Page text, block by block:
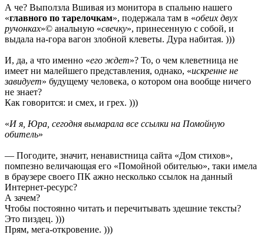
А че? Выползла Вшивая из монитора в спальню нашего
«главного по тарелочкам», подержала там в «обеих двух
ручонках»© анальную «свечку», принесенную с собой, и
выдала на-гора вагон злобной клеветы. Дура набитая. )))
И, да, а что именно «его ждет»? То, о чем клеветница не
имеет ни малейшего представления, однако, «искренне не
завидует» будущему человека, о котором она вообще ничего
не знает?
Как говорится: и смех, и грех. )))
«И я, Юра, сегодня вымарала все ссылки на Помойную
обитель»
— Погодите, значит, ненавистница сайта «Дом стихов»,
помпезно величающая его «Помойной обителью», таки имела
в браузере своего ПК ажно несколько ссылок на данный
Интернет-ресурс?
А зачем?
Чтобы постоянно читать и перечитывать здешние тексты?
Это пиздец. )))
Прям, мега-откровение. )))